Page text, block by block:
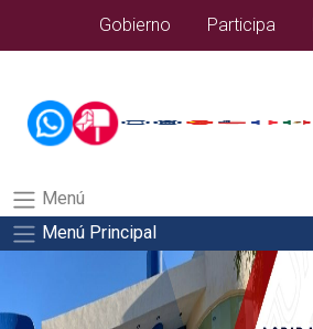
alumnos/pdfSalida del comando:
Gobierno Participa
Menú
Menú Principal